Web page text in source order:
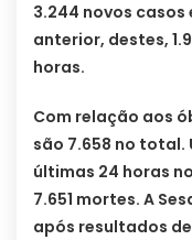
3.244 novos
anterior, destes,
horas.
Com relação aos
são 7.658 no
últimas 24 horas
7.651 mortes. A
após resultados